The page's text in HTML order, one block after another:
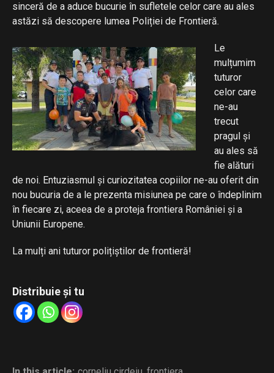
sinceră de a aduce bucurie în sufletele celor care au ales
astăzi să descopere lumea Poliției de Frontieră.
Le
mulțumim
tuturor
celor care
ne-au
trecut
pragul și
au ales să
fie alături
de noi. Entuziasmul și curiozitatea copiilor ne-au oferit din
nou bucuria de a le prezenta misiunea pe care o îndeplinim
în fiecare zi, aceea de a proteja frontiera României și a
Uniunii Europene.
La mulți ani tuturor polițiștilor de frontieră!
Distribuie și tu